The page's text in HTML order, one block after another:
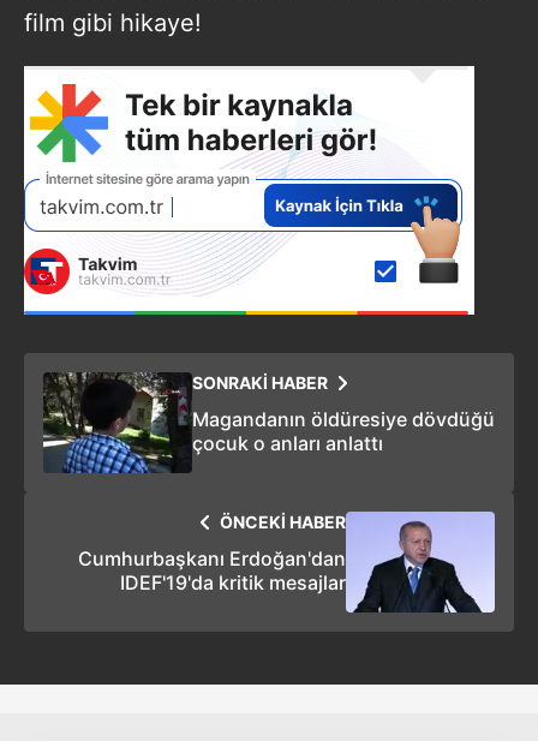
film gibi hikaye!
SONRAKİ HABER
Magandanın öldüresiye dövdüğü
çocuk o anları anlattı
ÖNCEKİ HABER
Cumhurbaşkanı Erdoğan'dan
IDEF'19'da kritik mesajlar